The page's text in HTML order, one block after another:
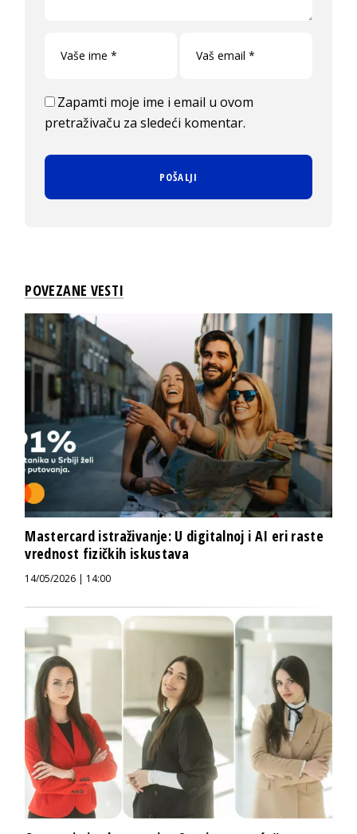
Zapamti moje ime i email u ovom
pretraživaču za sledeći komentar.
POVEZANE VESTI
Mastercard istraživanje: U digitalnoj i AI eri raste
vrednost fizičkih iskustava
14/05/2026 | 14:00